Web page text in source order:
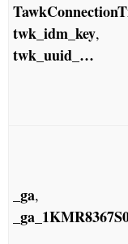
twk_idm_key,
twk_uuid_…
_ga,